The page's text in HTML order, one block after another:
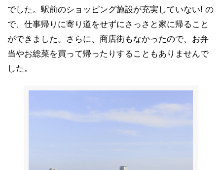
でした。駅前のショッピング施設が充実していない! の
で、仕事帰りに寄り道をせずにさっさと家に帰ること
ができました。さらに、商店街もなかったので、お弁
当やお総菜を買って帰ったりすることもありませんで
した。